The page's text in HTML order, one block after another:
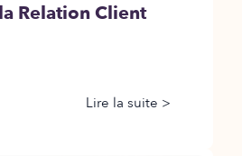
Relation Client
Lire la suite >